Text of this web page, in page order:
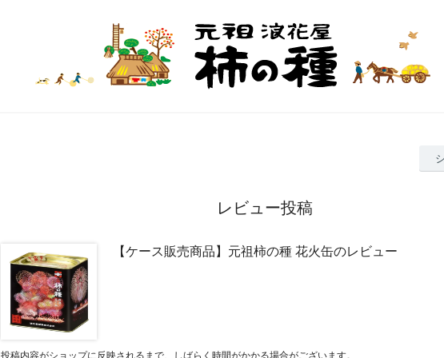
レビュー投稿
【ケース販売商品】元祖柿の種 花火缶のレビュー
投稿内容がショップに反映されるまで、しばらく時間がかかる場合がございます。